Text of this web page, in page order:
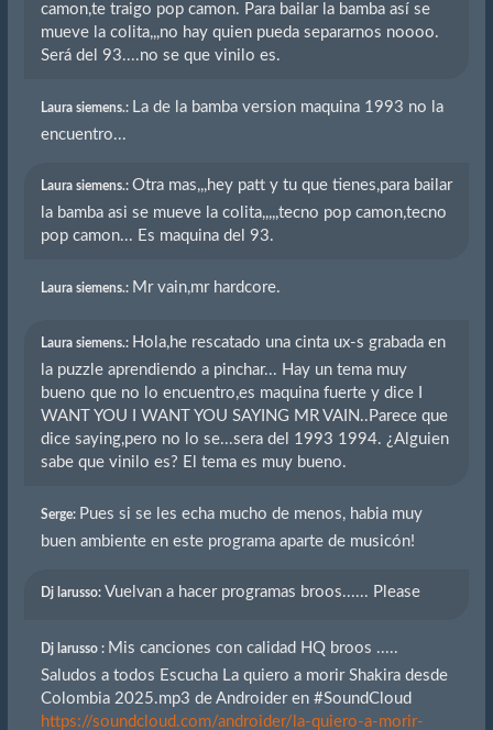
camon,te traigo pop camon. Para bailar la bamba así se
mueve la colita,,,no hay quien pueda separarnos noooo.
Será del 93....no se que vinilo es.
Laura siemens.: La de la bamba version maquina 1993 no la
encuentro...
Laura siemens.: Otra mas,,,hey patt y tu que tienes,para bailar
la bamba asi se mueve la colita,,,,,tecno pop camon,tecno
pop camon... Es maquina del 93.
Laura siemens.: Mr vain,mr hardcore.
Laura siemens.: Hola,he rescatado una cinta ux-s grabada en
la puzzle aprendiendo a pinchar... Hay un tema muy
bueno que no lo encuentro,es maquina fuerte y dice I
WANT YOU I WANT YOU SAYING MR VAIN..Parece que
dice saying,pero no lo se...sera del 1993 1994. ¿Alguien
sabe que vinilo es? El tema es muy bueno.
Serge: Pues si se les echa mucho de menos, habia muy
buen ambiente en este programa aparte de musicón!
Dj larusso: Vuelvan a hacer programas broos...... Please
Dj larusso : Mis canciones con calidad HQ broos .....
Saludos a todos Escucha La quiero a morir Shakira desde
Colombia 2025.mp3 de Androider en #SoundCloud
https://soundcloud.com/androider/la-quiero-a-morir-